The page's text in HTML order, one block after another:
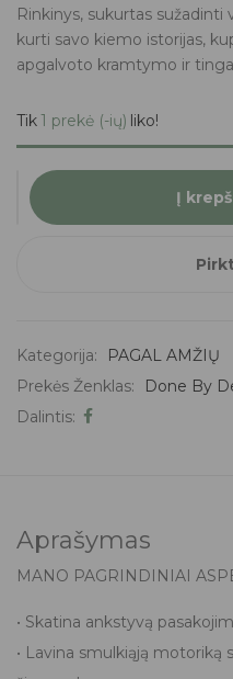
Rinkinys, sukurtas
kurti savo kiemo istorijas,
apgalvoto kramtymo ir
Tik1 prekė (-ių) liko!
Į
Kategorija:
PAGAL AMŽIŲ
Prekės Ženklas:
Done By
Dalintis:
Aprašymas
MANO PAGRINDINIAI
• Skatina ankstyvą
• Lavina smulkiąją